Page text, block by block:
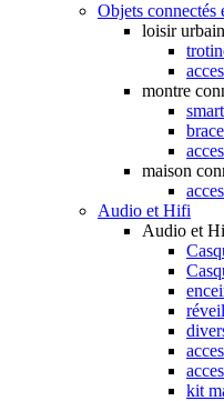
Objets connectés
loisir urbain
montre
maison
Audio et Hifi
Audio et
kit